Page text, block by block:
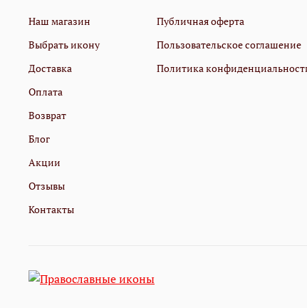
Наш магазин
Выбрать икону
Доставка
Оплата
Возврат
Блог
Акции
Отзывы
Контакты
Публичная оферта
Пользовательское соглашение
Политика